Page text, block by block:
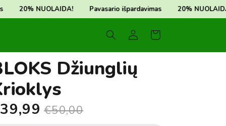
išpardavimas 20% NUOLAIDA! Pavasario išpardavimas
PrisijungtiKrepšelis
Džiunglių
Įprasta
kaina
€50,00